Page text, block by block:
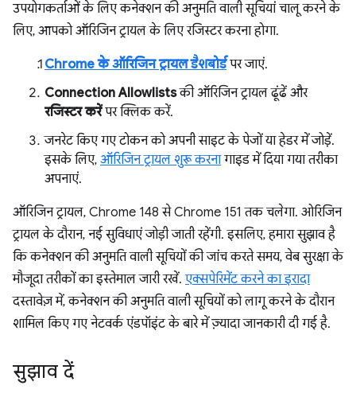
उपयोगकर्ताओं के लिए कनेक्शन की अनुमति वाली सूचियां चालू करने के
लिए, आपको ऑरिजिन ट्रायल के लिए रजिस्टर करना होगा.
Chrome के ऑरिजिन ट्रायल डैशबोर्डपर जाएं.
Connection Allowlistsकी ऑरिजिन ट्रायल ढूंढें और
रजिस्टर करेंपर क्लिक करें.
जनरेट किए गए टोकन को अपनी साइट के पेजों या हेडर में जोड़ें.
इसके लिए, ऑरिजिन ट्रायल शुरू करनागाइड में दिया गया तरीका
अपनाएं.
ऑरिजिन ट्रायल, Chrome 148 से Chrome 151 तक चलेगा. ओरिजिन
ट्रायल के दौरान, नई सुविधाएं जोड़ी जाती रहेंगी. इसलिए, हमारा सुझाव है
कि कनेक्शन की अनुमति वाली सूचियों की जांच करते समय, वेब सुरक्षा के
मौजूदा तरीकों का इस्तेमाल जारी रखें. एक्सपेरिमेंट करने का इरादा
दस्तावेज़ में, कनेक्शन की अनुमति वाली सूचियों को लागू करने के दौरान
शामिल किए गए नेटवर्क एंडपॉइंट के बारे में ज़्यादा जानकारी दी गई है.
सुझाव दें